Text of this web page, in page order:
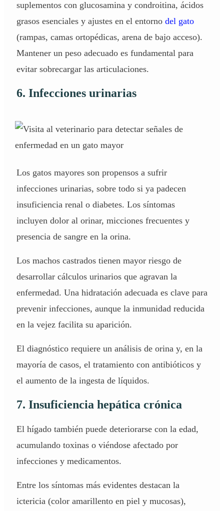
suplementos con glucosamina y condroitina, ácidos
grasos esenciales y ajustes en el entorno del gato
(rampas, camas ortopédicas, arena de bajo acceso).
Mantener un peso adecuado es fundamental para
evitar sobrecargar las articulaciones.
6. Infecciones urinarias
Los gatos mayores son propensos a sufrir
infecciones urinarias, sobre todo si ya padecen
insuficiencia renal o diabetes. Los síntomas
incluyen dolor al orinar, micciones frecuentes y
presencia de sangre en la orina.
Los machos castrados tienen mayor riesgo de
desarrollar cálculos urinarios que agravan la
enfermedad. Una hidratación adecuada es clave para
prevenir infecciones, aunque la inmunidad reducida
en la vejez facilita su aparición.
El diagnóstico requiere un análisis de orina y, en la
mayoría de casos, el tratamiento con antibióticos y
el aumento de la ingesta de líquidos.
7. Insuficiencia hepática crónica
El hígado también puede deteriorarse con la edad,
acumulando toxinas o viéndose afectado por
infecciones y medicamentos.
Entre los síntomas más evidentes destacan la
ictericia (color amarillento en piel y mucosas),